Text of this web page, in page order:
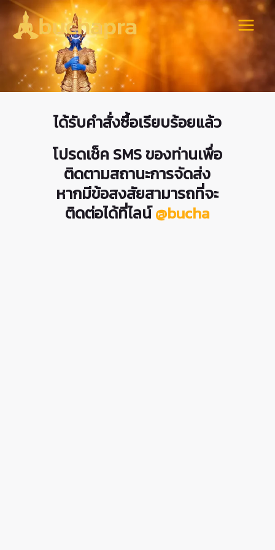
Skip
content
Main
Menu
ได้รับคำสั่งซื้อเรียบร้อยแล้ว
โปรดเช็ค SMS ของท่านเพื่อ
ติดตามสถานะการจัดส่ง
หากมีข้อสงสัยสามารถที่จะ
ติดต่อได้ที่ไลน์@bucha